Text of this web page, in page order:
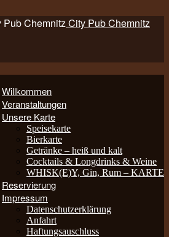
City Pub Chemnitz
Willkommen
Veranstaltungen
Unsere Karte
Speisekarte
Bierkarte
Getränke – heiß und kalt
Cocktails & Longdrinks & Weine
WHISK(E)Y, Gin, Rum – KARTE
Reservierung
Impressum
Datenschutzerklärung
Anfahrt
Haftungsauschluss